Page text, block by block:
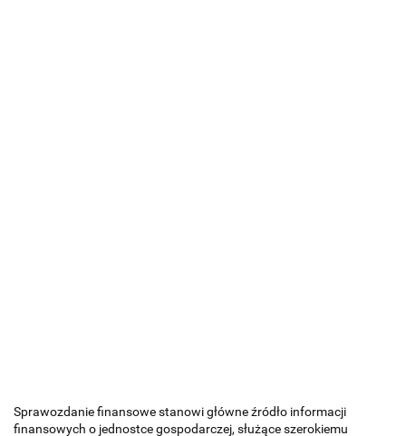
Sprawozdanie finansowe stanowi główne źródło informacji
finansowych o jednostce gospodarczej, służące szerokiemu